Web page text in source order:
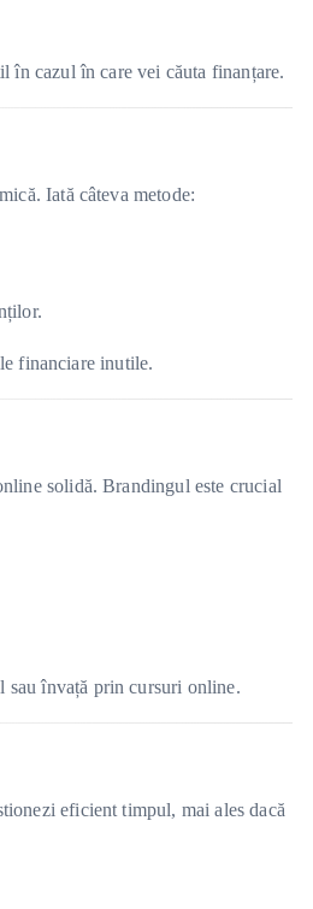
în cazul în care vei căuta finanțare.
Iată câteva metode:
financiare inutile.
solidă. Brandingul este crucial
sau învață prin cursuri online.
eficient timpul, mai ales dacă